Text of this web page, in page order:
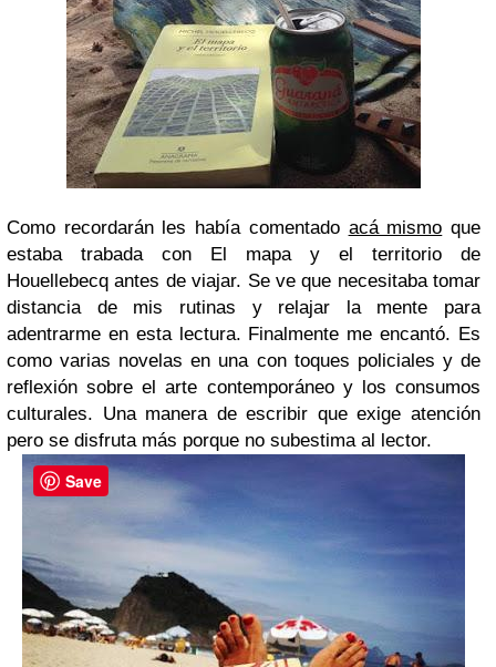
Como recordarán les había comentado acá mismo que
estaba trabada con El mapa y el territorio de
Houellebecq antes de viajar. Se ve que necesitaba tomar
distancia de mis rutinas y relajar la mente para
adentrarme en esta lectura. Finalmente me encantó. Es
como varias novelas en una con toques policiales y de
reflexión sobre el arte contemporáneo y los consumos
culturales. Una manera de escribir que exige atención
pero se disfruta más porque no subestima al lector.
Save